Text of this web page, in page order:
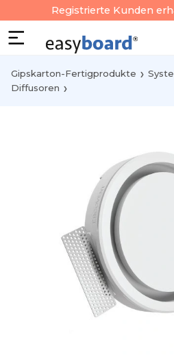
Registrierte Kunden
Gipskarton-Fertigprodukte
Diffusoren